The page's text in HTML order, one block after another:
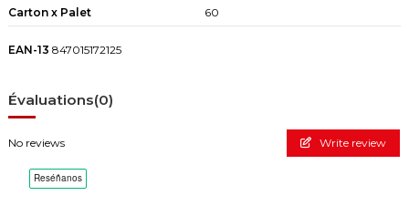
Carton x Palet
60
EAN-13 847015172125
Évaluations(0)
No reviews Write review